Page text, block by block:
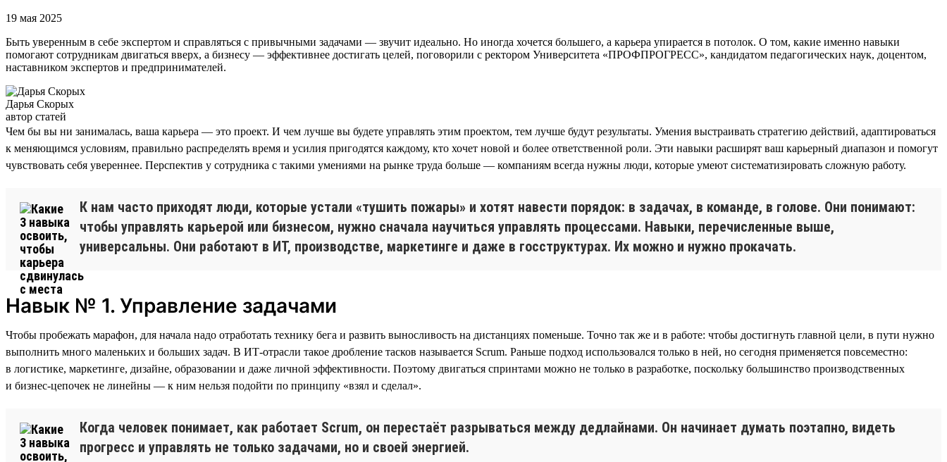
19 мая 2025
Быть уверенным в себе экспертом и справляться с привычными задачами — звучит идеально. Но иногда хочется большего, а карьера упирается в потолок. О том, какие именно навыки
помогают сотрудникам двигаться вверх, а бизнесу — эффективнее достигать целей, поговорили с ректором Университета «ПРОФПРОГРЕСС», кандидатом педагогических наук, доцентом,
наставником экспертов и предпринимателей.
Дарья Скорых
автор статей
Чем бы вы ни занималась, ваша карьера — это проект. И чем лучше вы будете управлять этим проектом, тем лучше будут результаты. Умения выстраивать стратегию действий, адаптироваться
к меняющимся условиям, правильно распределять время и усилия пригодятся каждому, кто хочет новой и более ответственной роли. Эти навыки расширят ваш карьерный диапазон и помогут
чувствовать себя увереннее. Перспектив у сотрудника с такими умениями на рынке труда больше — компаниям всегда нужны люди, которые умеют систематизировать сложную работу.
К нам часто приходят люди, которые устали «тушить пожары» и хотят навести порядок: в задачах, в команде, в голове. Они понимают:
чтобы управлять карьерой или бизнесом, нужно сначала научиться управлять процессами. Навыки, перечисленные выше,
универсальны. Они работают в ИТ, производстве, маркетинге и даже в госструктурах. Их можно и нужно прокачать.
Навык № 1. Управление задачами
Чтобы пробежать марафон, для начала надо отработать технику бега и развить выносливость на дистанциях поменьше. Точно так же и в работе: чтобы достигнуть главной цели, в пути нужно
выполнить много маленьких и больших задач. В ИТ-отрасли такое дробление тасков называется Scrum. Раньше подход использовался только в ней, но сегодня применяется повсеместно:
в логистике, маркетинге, дизайне, образовании и даже личной эффективности. Поэтому двигаться спринтами можно не только в разработке, поскольку большинство производственных
и бизнес-цепочек не линейны — к ним нельзя подойти по принципу «взял и сделал».
Когда человек понимает, как работает Scrum, он перестаёт разрываться между дедлайнами. Он начинает думать поэтапно, видеть
прогресс и управлять не только задачами, но и своей энергией.